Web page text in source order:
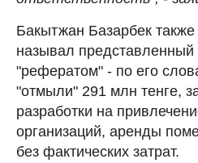
Бакытжан Базарбек также
называл представленный
"рефератом" - по его
"отмыли" 291 млн тенге,
разработки на
организаций, аренды
без фактических затрат.